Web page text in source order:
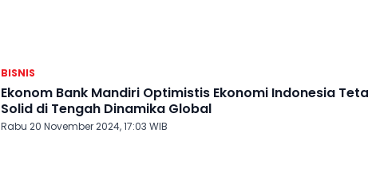
BISNIS
Ekonom Bank Mandiri Optimistis Ekonomi Indonesia
Solid di Tengah Dinamika Global
Rabu 20 November 2024, 17:03 WIB